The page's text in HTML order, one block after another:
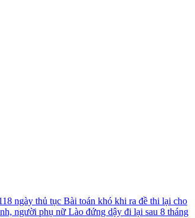
ngày thủ tục Bài toán khó khi ra đề thi lại cho
người phụ nữ Lào đứng dậy đi lại sau 8 tháng